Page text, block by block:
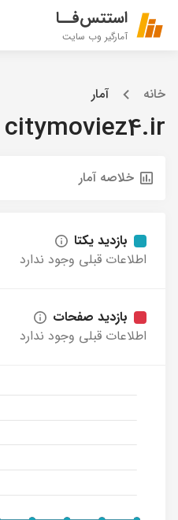
استتس‌فــا
آمارگیر وب سایت
خانه آمار
citymoviez4.ir
خلاصه آمار
بازدید یکتا
اطلاعات قبلی وجود ندارد
بازدید صفحات
اطلاعات قبلی وجود ندارد